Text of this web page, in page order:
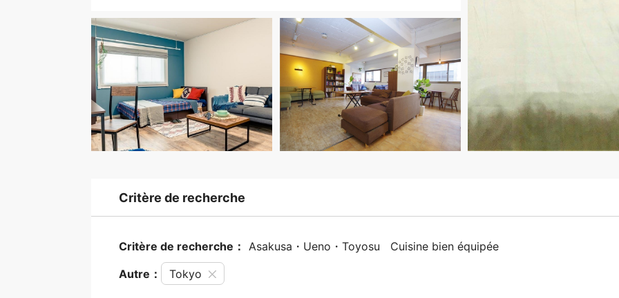
Critère de recherche
Critère de recherche： Asakusa・Ueno・Toyosu Cuisine bien équipée
Autre： Tokyo